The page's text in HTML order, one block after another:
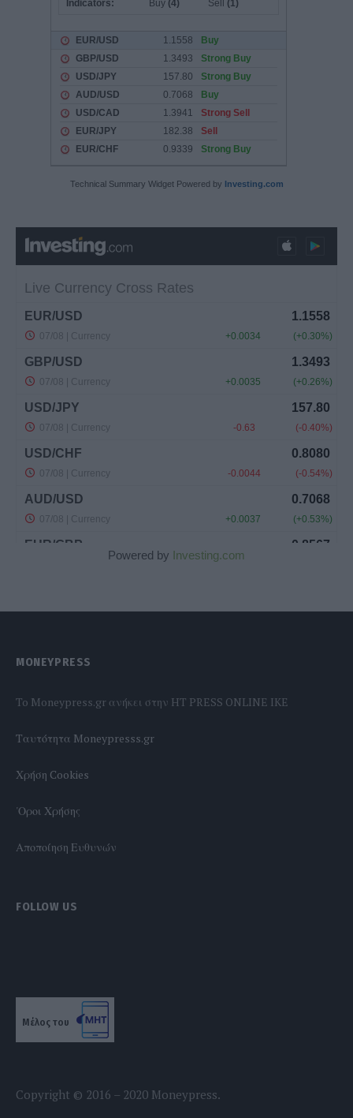
Technical Summary Widget Powered by Investing.com
Powered by Investing.com
MONEYPRESS
To Moneypress.gr ανήκει στην HT PRESS ONLINE IKE
Tαυτότητα Moneypresss.gr
Χρήση Cookies
'Οροι Χρήσης
Αποποίηση Ευθυνών
FOLLOW US
Μέλος του
Copyright © 2016 – 2020 Moneypress.